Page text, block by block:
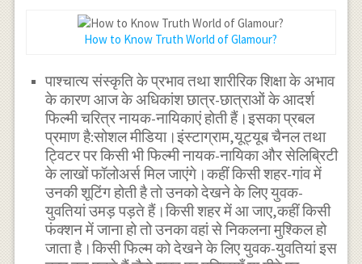
How to Know Truth World of Glamour?
पाश्चात्य संस्कृति के प्रभाव तथा शारीरिक शिक्षा के अभाव
के कारण आज के अधिकांश छात्र-छात्राओं के आदर्श
फिल्मी चरित्र नायक-नायिकाएं होती हैं।इसका प्रबल
प्रमाण है:सोशल मीडिया।इंस्टाग्राम,यूट्यूब चैनल तथा
ट्विटर पर किसी भी फिल्मी नायक-नायिका और सेलिब्रिटी
के लाखों फॉलोअर्स मिल जाएंगे।कहीं किसी शहर-गांव में
उनकी शूटिंग होती है तो उनको देखने के लिए युवक-
युवतियां उमड़ पड़ते हैं।किसी शहर में आ जाए,कहीं किसी
फंक्शन में जाना हो तो उनका वहां से निकलना मुश्किल हो
जाता है।किसी फिल्म को देखने के लिए युवक-युवतियां इस